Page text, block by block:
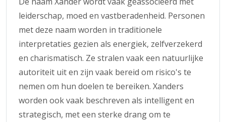
leiderschap, moed en vastberadenheid. Personen
met deze naam worden in traditionele
interpretaties gezien als energiek, zelfverzekerd
en charismatisch. Ze stralen vaak een natuurlijke
autoriteit uit en zijn vaak bereid om risico's te
nemen om hun doelen te bereiken. Xanders
worden ook vaak beschreven als intelligent en
strategisch, met een sterke drang om te